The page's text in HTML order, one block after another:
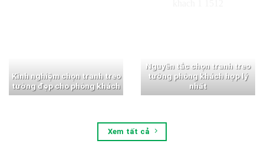
Kinh nghiệm chọn tranh treo
tường đẹp cho phòng khách
Nguyên tắc chọn tranh treo
tường phòng khách hợp lý
nhất
Xem tất cả